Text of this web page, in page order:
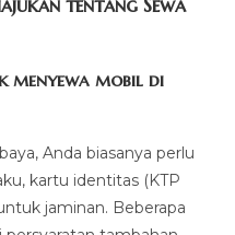
menyewa mobil di
Anda biasanya perlu
kartu identitas (KTP
jaminan. Beberapa